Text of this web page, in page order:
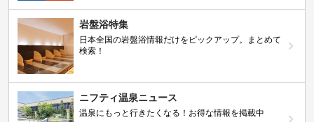
岩盤浴特集
日本全国の岩盤浴情報だけをピックアップ。まとめて
検索！
ニフティ温泉ニュース
温泉にもっと行きたくなる！お得な情報を掲載中